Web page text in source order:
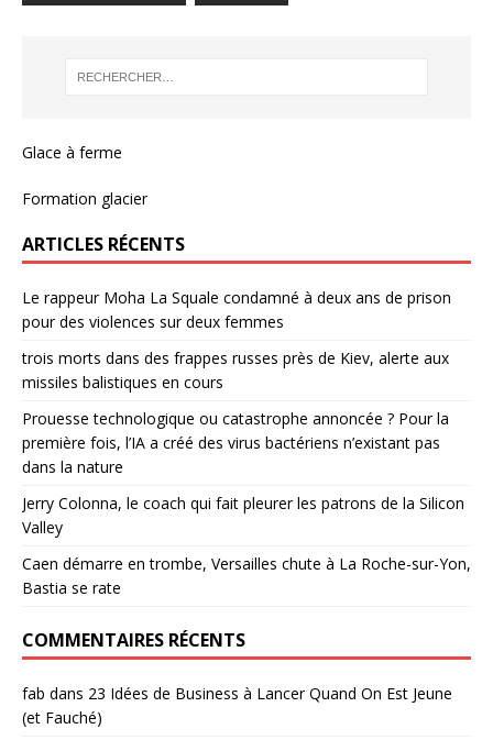
Glace à ferme
Formation glacier
ARTICLES RÉCENTS
Le rappeur Moha La Squale condamné à deux ans de prison
pour des violences sur deux femmes
trois morts dans des frappes russes près de Kiev, alerte aux
missiles balistiques en cours
Prouesse technologique ou catastrophe annoncée ? Pour la
première fois, l’IA a créé des virus bactériens n’existant pas
dans la nature
Jerry Colonna, le coach qui fait pleurer les patrons de la Silicon
Valley
Caen démarre en trombe, Versailles chute à La Roche-sur-Yon,
Bastia se rate
COMMENTAIRES RÉCENTS
fab dans 23 Idées de Business à Lancer Quand On Est Jeune
(et Fauché)